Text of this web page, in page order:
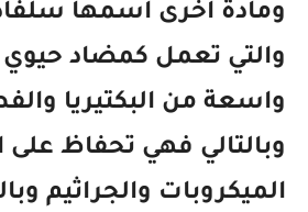
ومادة أخرى اسمها
والتي تعمل كمضاد
واسعة من البكتيريا
وبالتالي فهي تحفاظ على
الميكروبات والجراثيم